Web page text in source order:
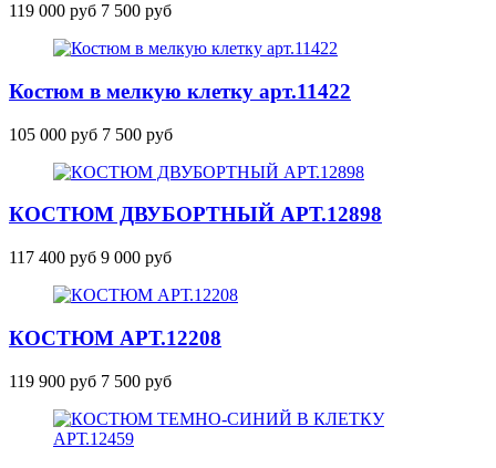
119 000 руб 7 500 руб
Костюм в мелкую клетку арт.11422
105 000 руб 7 500 руб
КОСТЮМ ДВУБОРТНЫЙ АРТ.12898
117 400 руб 9 000 руб
КОСТЮМ АРТ.12208
119 900 руб 7 500 руб